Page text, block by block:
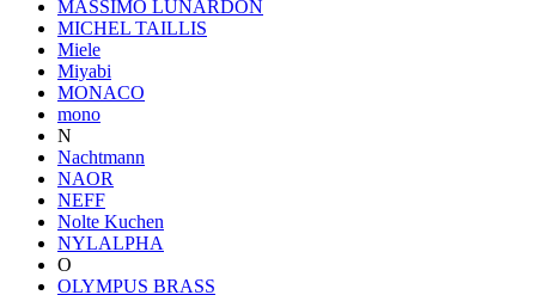
MASSIMO LUNARDON
MICHEL TAILLIS
Miele
Miyabi
MONACO
mono
N
Nachtmann
NAOR
NEFF
Nolte Kuchen
NYLALPHA
O
OLYMPUS BRASS